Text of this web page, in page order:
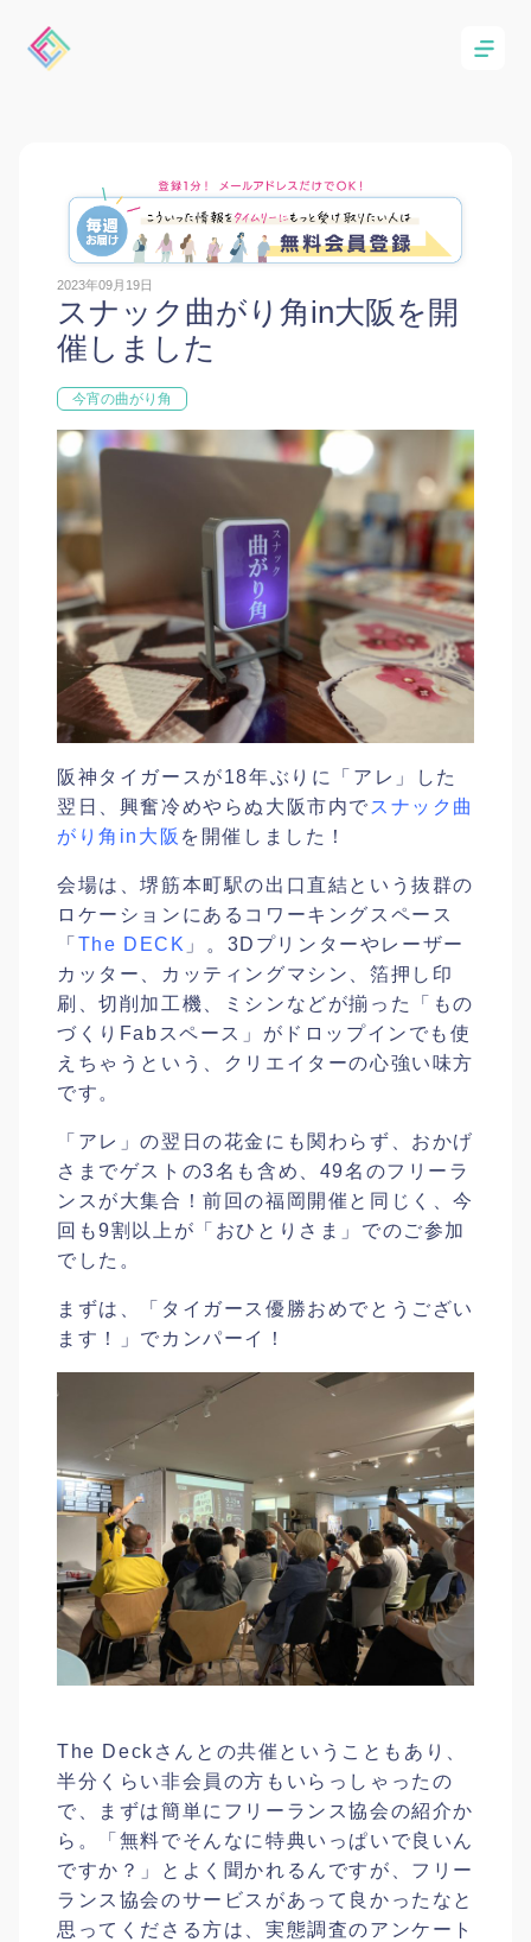
2023年09月19日
スナック曲がり角in大阪を開
催しました
今宵の曲がり角
阪神タイガースが18年ぶりに「アレ」した
翌日、興奮冷めやらぬ大阪市内で スナック曲
がり角in大阪 を開催しました！
会場は、堺筋本町駅の出口直結という抜群の
ロケーションにあるコワーキングスペース
「 The DECK 」。3Dプリンターやレーザー
カッター、カッティングマシン、箔押し印
刷、切削加工機、ミシンなどが揃った「もの
づくりFabスペース」がドロップインでも使
えちゃうという、クリエイターの心強い味方
です。
「アレ」の翌日の花金にも関わらず、おかげ
さまでゲストの3名も含め、49名のフリーラ
ンスが大集合！前回の福岡開催と同じく、今
回も9割以上が「おひとりさま」でのご参加
でした。
まずは、「タイガース優勝おめでとうござい
ます！」でカンパーイ！
The Deckさんとの共催ということもあり、
半分くらい非会員の方もいらっしゃったの
で、まずは簡単にフリーランス協会の紹介か
ら。「無料でそんなに特典いっぱいで良いん
ですか？」とよく聞かれるんですが、フリー
ランス協会のサービスがあって良かったなと
思ってくださる方は、実態調査のアンケート